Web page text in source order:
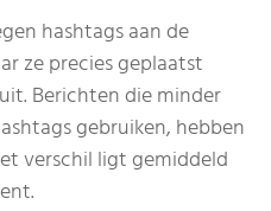
hashtags aan de
ze precies geplaatst
Berichten die minder
gebruiken, hebben
verschil ligt gemiddeld